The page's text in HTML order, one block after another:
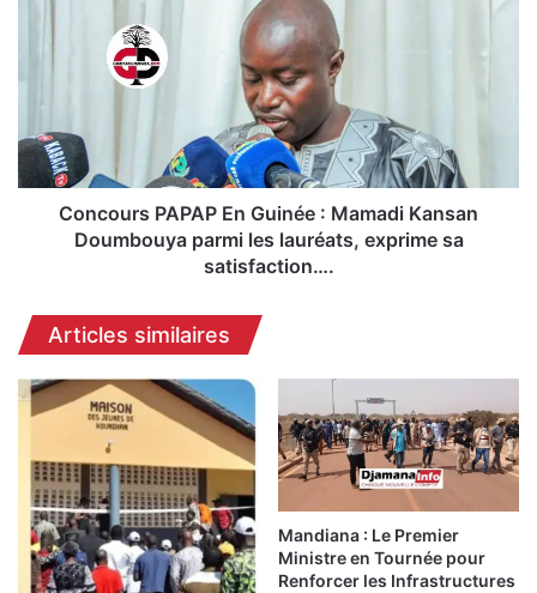
Mamadi
Kansan
Doumbouya
parmi
lauréats,
satisfaction….
Concours PAPAP En Guinée : Mamadi Kansan
Doumbouya parmi les lauréats, exprime sa
satisfaction….
Articles similaires
Mandiana : Le Premier
Ministre en Tournée pour
Renforcer les Infrastructures